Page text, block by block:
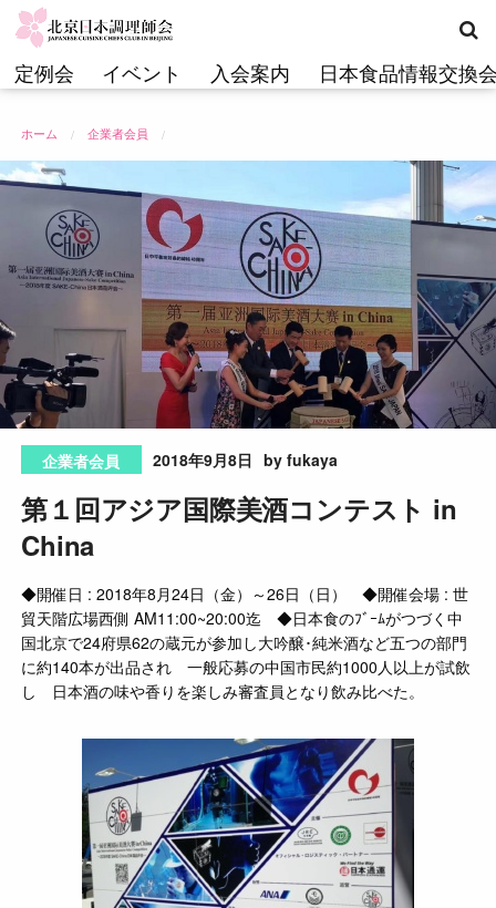
ン
テ
ン
ス
定例会 イベント 入会案内 日本食品情報交換
索
ホーム 企業者会員
企業者会員 2018年9月8日 by fukaya
第１回アジア国際美酒コンテスト in
China
◆開催日 : 2018年8月24日（金）～26日（日） ◆開催会場 : 世
貿天階広場西側 AM11:00~20:00迄 ◆日本食のﾌﾞｰﾑがつづく中
国北京で24府県62の蔵元が参加し大吟醸･純米酒など五つの部門
に約140本が出品され 一般応募の中国市民約1000人以上が試飲
し 日本酒の味や香りを楽しみ審査員となり飲み比べた。